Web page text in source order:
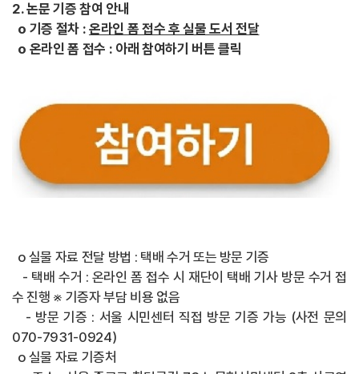
2. 논문 기증 참여 안내
o 기증 절차 : 온라인 폼 접수 후 실물 도서 전달
o 온라인 폼 접수 : 아래 참여하기 버튼 클릭
o 실물 자료 전달 방법 : 택배 수거 또는 방문 기증
- 택배 수거 : 온라인 폼 접수 시 재단이 택배 기사 방문 수거 접
수 진행 ※ 기증자 부담 비용 없음
- 방문 기증 : 서울 시민센터 직접 방문 기증 가능 (사전 문의
070-7931-0924)
o 실물 자료 기증처